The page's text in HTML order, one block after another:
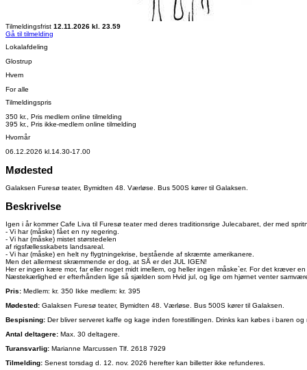
Tilmeldingsfrist 12.11.2026 kl. 23.59
Gå til tilmelding
Lokalafdeling
Glostrup
Hvem
For alle
Tilmeldingspris
350 kr., Pris medlem online tilmelding
395 kr., Pris ikke-medlem online tilmelding
Hvornår
06.12.2026 kl.14.30-17.00
Mødested
Galaksen Furesø teater, Bymidten 48. Værløse. Bus 500S kører til Galaksen.
Beskrivelse
Igen i år kommer Cafe Liva til Furesø teater med deres traditionsrige Julecabaret, der med
- Vi har (måske) fået en ny regering.
- Vi har (måske) mistet størstedelen
af rigsfællesskabets landsareal.
- Vi har (måske) en helt ny flygtningekrise, bestående af skræmte amerikanere.
Men det allermest skræmmende er dog, at SÅ er det JUL IGEN!
Her er ingen kære mor, far eller noget midt imellem, og heller ingen måske`er. For det kræver
Næstekærlighed er efterhånden lige så sjælden som Hvid jul, og lige om hjørnet venter
Pris: Medlem: kr. 350 Ikke medlem: kr. 395
Mødested: Galaksen Furesø teater, Bymidten 48. Værløse. Bus 500S kører til Galaksen.
Bespisning: Der bliver serveret kaffe og kage inden forestillingen. Drinks kan købes i baren og
Antal deltagere: Max. 30 deltagere.
Turansvarlig: Marianne Marcussen Tlf. 2618 7929
Tilmelding: Senest torsdag d. 12. nov. 2026 herefter kan billetter ikke refunderes.